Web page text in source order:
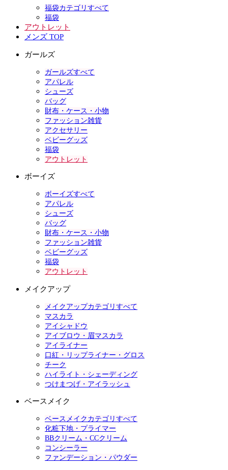
福袋カテゴリすべて
福袋
アウトレット
メンズ TOP
ガールズ
ガールズすべて
アパレル
シューズ
バッグ
財布・ケース・小物
ファッション雑貨
アクセサリー
ベビーグッズ
福袋
アウトレット
ボーイズ
ボーイズすべて
アパレル
シューズ
バッグ
財布・ケース・小物
ファッション雑貨
ベビーグッズ
福袋
アウトレット
メイクアップ
メイクアップカテゴリすべて
マスカラ
アイシャドウ
アイブロウ・眉マスカラ
アイライナー
口紅・リップライナー・グロス
チーク
ハイライト・シェーディング
つけまつげ・アイラッシュ
ベースメイク
ベースメイクカテゴリすべて
化粧下地・プライマー
BBクリーム・CCクリーム
コンシーラー
ファンデーション・パウダー